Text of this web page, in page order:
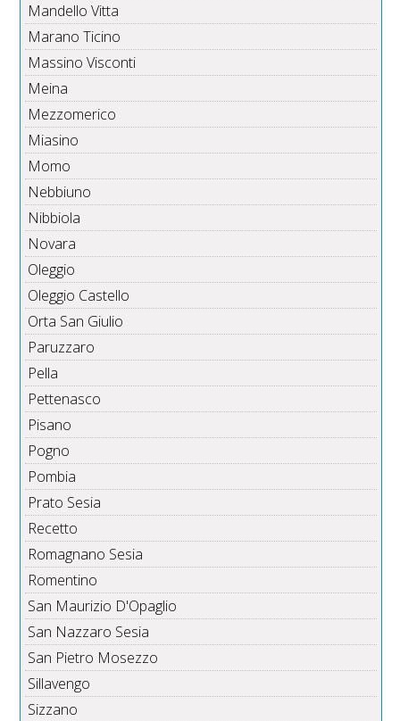
Mandello Vitta
Marano Ticino
Massino Visconti
Meina
Mezzomerico
Miasino
Momo
Nebbiuno
Nibbiola
Novara
Oleggio
Oleggio Castello
Orta San Giulio
Paruzzaro
Pella
Pettenasco
Pisano
Pogno
Pombia
Prato Sesia
Recetto
Romagnano Sesia
Romentino
San Maurizio D'Opaglio
San Nazzaro Sesia
San Pietro Mosezzo
Sillavengo
Sizzano